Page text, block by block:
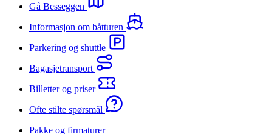
Gå Besseggen
Informasjon om båtturen
Parkering og shuttle
Bagasjetransport
Billetter og priser
Ofte stilte spørsmål
Pakke og firmaturer